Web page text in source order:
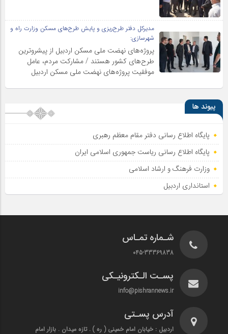
مدیرکل دفتر طرح‌ریزی و پایش طرح‌های مسکن وزارت راه و
شهرسازی:
پروژه‌های نهضت ملی مسکن اردبیل از پیشروترین
طرح‌های کشور هستند / مشارکت مردم، عامل
موفقیت پروژه‌های نهضت ملی مسکن اردبیل
پیوند ها
پایگاه اطلاع رسانی دفتر مقام معظم رهبری
پایگاه اطلاع‌ رسانی ریاست‌ جمهوری اسلامی ایران
وزارت فرهنگ و ارشاد اسلامی
استانداری اردبیل
شـماره تمـاس
045-33369838
پسـت الـکترونیـکی
info@pishrannews.ir
آدرس پسـتی
اردبیل : خیابان امام خمینی ( ره ) . تازه میدان . بازار امام